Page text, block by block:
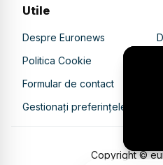
Utile
Despre Euronews
Politica Cookie
Formular de contact
Gestionați preferințele
Copyright ©